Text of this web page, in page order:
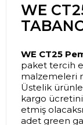
WE
WE CT25
paket tercih
malzemeleri
Üstelik
kargo
etmiş
adet green